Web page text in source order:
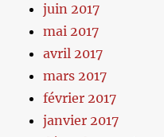
juin 2017
mai 2017
avril 2017
mars 2017
février 2017
janvier 2017